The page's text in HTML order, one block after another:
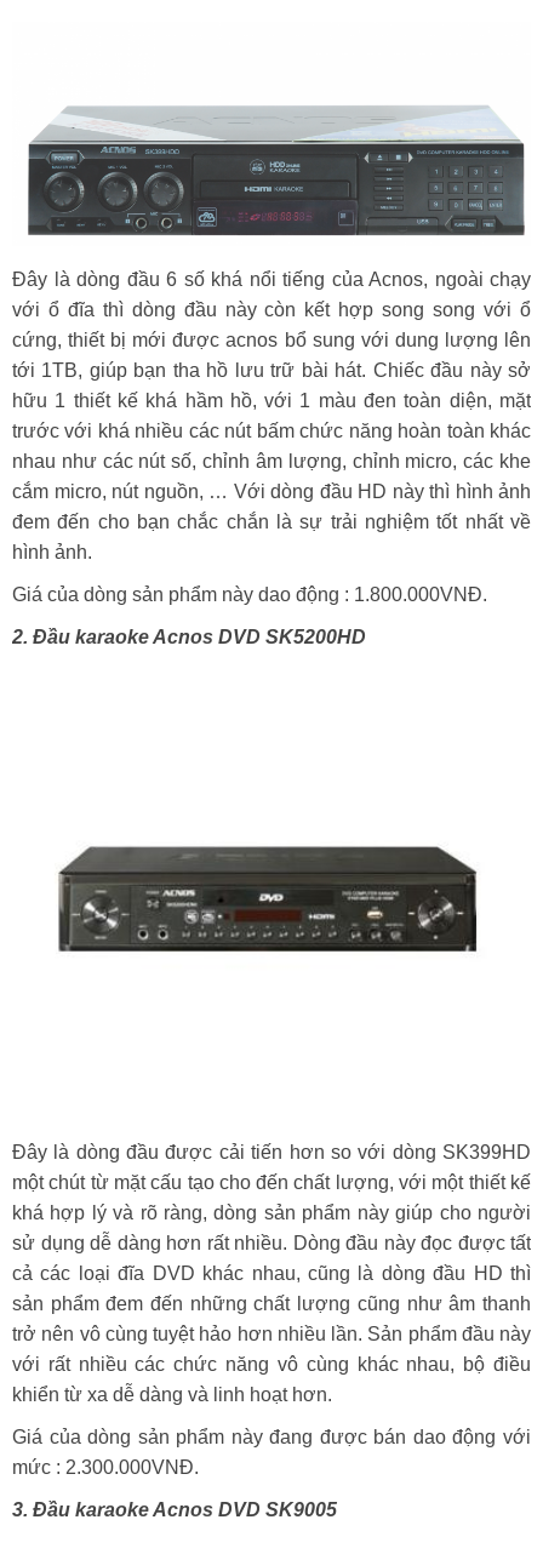
Đây là dòng đầu 6 số khá nổi tiếng của Acnos, ngoài chạy
với ổ đĩa thì dòng đầu này còn kết hợp song song với ổ
cứng, thiết bị mới được acnos bổ sung với dung lượng lên
tới 1TB, giúp bạn tha hồ lưu trữ bài hát. Chiếc đầu này sở
hữu 1 thiết kế khá hầm hồ, với 1 màu đen toàn diện, mặt
trước với khá nhiều các nút bấm chức năng hoàn toàn khác
nhau như các nút số, chỉnh âm lượng, chỉnh micro, các khe
cắm micro, nút nguồn, … Với dòng đầu HD này thì hình ảnh
đem đến cho bạn chắc chắn là sự trải nghiệm tốt nhất về
hình ảnh.
Giá của dòng sản phẩm này dao động : 1.800.000VNĐ.
2. Đầu karaoke Acnos DVD SK5200HD
Đây là dòng đầu được cải tiến hơn so với dòng SK399HD
một chút từ mặt cấu tạo cho đến chất lượng, với một thiết kế
khá hợp lý và rõ ràng, dòng sản phẩm này giúp cho người
sử dụng dễ dàng hơn rất nhiều. Dòng đầu này đọc được tất
cả các loại đĩa DVD khác nhau, cũng là dòng đầu HD thì
sản phẩm đem đến những chất lượng cũng như âm thanh
trở nên vô cùng tuyệt hảo hơn nhiều lần. Sản phẩm đầu này
với rất nhiều các chức năng vô cùng khác nhau, bộ điều
khiển từ xa dễ dàng và linh hoạt hơn.
Giá của dòng sản phẩm này đang được bán dao động với
mức : 2.300.000VNĐ.
3. Đầu karaoke Acnos DVD SK9005